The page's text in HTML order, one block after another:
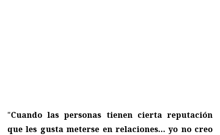
"Cuando las personas tienen cierta reputación
que les gusta meterse en relaciones... yo no creo